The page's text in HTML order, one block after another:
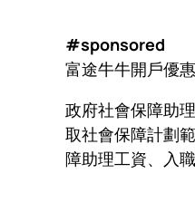
#sponsored
富途牛牛開戶優
政府社會保障助
取社會保障計劃
障助理工資、入